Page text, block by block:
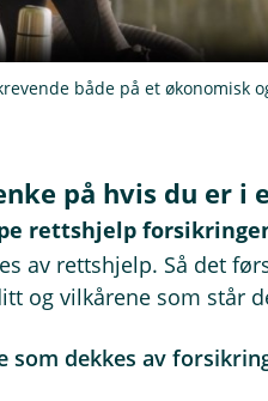
både på et økonomisk
på hvis du er
rettshjelp
av rettshjelp. Så det
og vilkårene som står
som dekkes av